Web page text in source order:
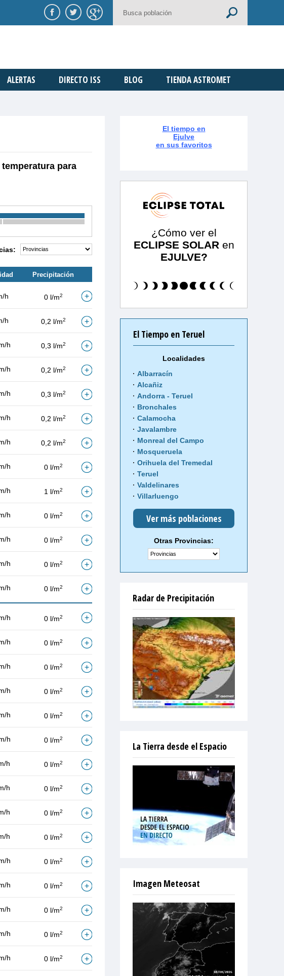
ALERTAS DIRECTO ISS BLOG TIENDA ASTROMET
para
Precipitación
h 0 l/m2
h 0,2 l/m2
h 0,3 l/m2
h 0,2 l/m2
h 0,3 l/m2
h 0,2 l/m2
h 0,2 l/m2
h 0 l/m2
h 1 l/m2
h 0 l/m2
h 0 l/m2
h 0 l/m2
h 0 l/m2
h 0 l/m2
h 0 l/m2
h 0 l/m2
h 0 l/m2
h 0 l/m2
h 0 l/m2
h 0 l/m2
h 0 l/m2
h 0 l/m2
h 0 l/m2
h 0 l/m2
h 0 l/m2
h 0 l/m2
h 0 l/m2
h 0 l/m2
El tiempo en
Ejulve
en sus favoritos
¿Cómo ver el
ECLIPSE SOLAR en
EJULVE?
El Tiempo en Teruel
Localidades
Albarracín
Alcañiz
Andorra - Teruel
Bronchales
Calamocha
Javalambre
Monreal del Campo
Mosqueruela
Orihuela del Tremedal
Teruel
Valdelinares
Villarluengo
Ver más poblaciones
Otras Provincias:
Radar de Precipitación
La Tierra desde el Espacio
Imagen Meteosat